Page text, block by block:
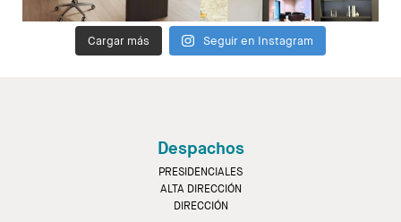
Cargar más Seguir en Instagram
Despachos
PRESIDENCIALES
ALTA DIRECCIÓN
DIRECCIÓN